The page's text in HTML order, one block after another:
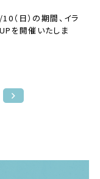
（日）の期間、イラ
を開催いたしま